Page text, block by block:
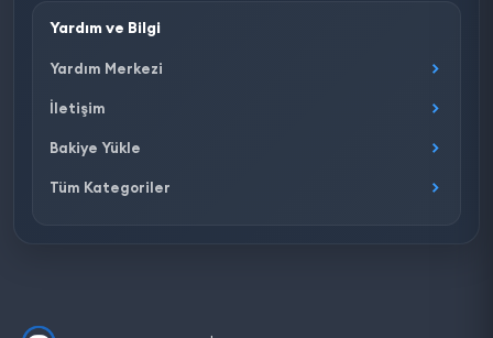
Yardım ve Bilgi
Yardım Merkezi
İletişim
Bakiye Yükle
Tüm Kategoriler